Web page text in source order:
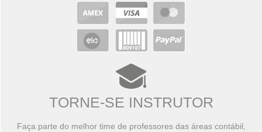
TORNE-SE INSTRUTOR
Faça parte do melhor time de professores das áreas contábil,